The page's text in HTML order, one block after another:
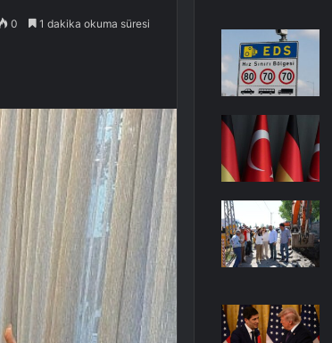
0 1 dakika okuma süresi